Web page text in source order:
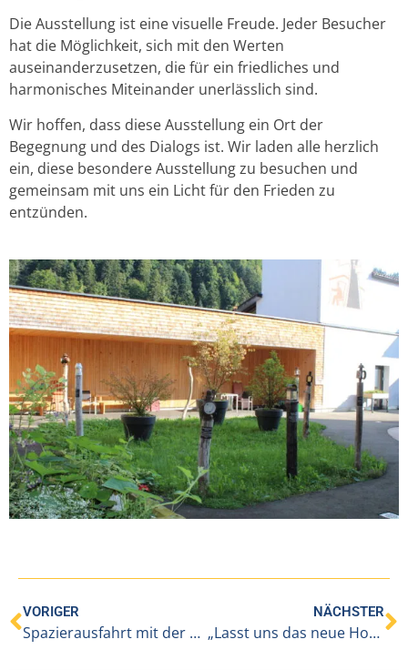
Die Ausstellung ist eine visuelle Freude. Jeder Besucher
hat die Möglichkeit, sich mit den Werten
auseinanderzusetzen, die für ein friedliches und
harmonisches Miteinander unerlässlich sind.
Wir hoffen, dass diese Ausstellung ein Ort der
Begegnung und des Dialogs ist. Wir laden alle herzlich
ein, diese besondere Ausstellung zu besuchen und
gemeinsam mit uns ein Licht für den Frieden zu
entzünden.
VORIGER
Spazierausfahrt mit der Rikscha BENEVIT IAP an der Lutz
NÄCHSTER
„Lasst uns das neue Hochbeet gemeinsam aufbauen“